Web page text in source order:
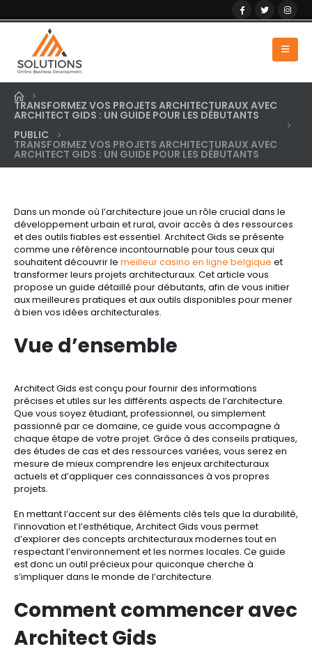
TRANSFORMEZ VOS PROJETS ARCHITECTURAUX AVEC
ARCHITECT GIDS : UN GUIDE POUR LES DÉBUTANTS
PUBLIC
TRANSFORMEZ VOS PROJETS ARCHITECTURAUX AVEC
ARCHITECT GIDS : UN GUIDE POUR LES DÉBUTANTS
Dans un monde où l’architecture joue un rôle crucial dans le
développement urbain et rural, avoir accès à des ressources
et des outils fiables est essentiel. Architect Gids se présente
comme une référence incontournable pour tous ceux qui
souhaitent découvrir le meilleur casino en ligne belgique et
transformer leurs projets architecturaux. Cet article vous
propose un guide détaillé pour débutants, afin de vous initier
aux meilleures pratiques et aux outils disponibles pour mener
à bien vos idées architecturales.
Vue d’ensemble
Architect Gids est conçu pour fournir des informations
précises et utiles sur les différents aspects de l’architecture.
Que vous soyez étudiant, professionnel, ou simplement
passionné par ce domaine, ce guide vous accompagne à
chaque étape de votre projet. Grâce à des conseils pratiques,
des études de cas et des ressources variées, vous serez en
mesure de mieux comprendre les enjeux architecturaux
actuels et d’appliquer ces connaissances à vos propres
projets.
En mettant l’accent sur des éléments clés tels que la durabilité,
l’innovation et l’esthétique, Architect Gids vous permet
d’explorer des concepts architecturaux modernes tout en
respectant l’environnement et les normes locales. Ce guide
est donc un outil précieux pour quiconque cherche à
s’impliquer dans le monde de l’architecture.
Comment commencer avec
Architect Gids